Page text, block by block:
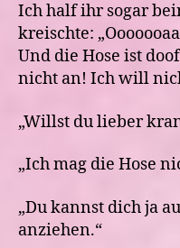
Ich half ihr sogar
kreischte:
Und die Hose ist
nicht an! Ich will
„Willst du lieber
„Ich mag die Hose
„Du kannst dich ja
anziehen.“